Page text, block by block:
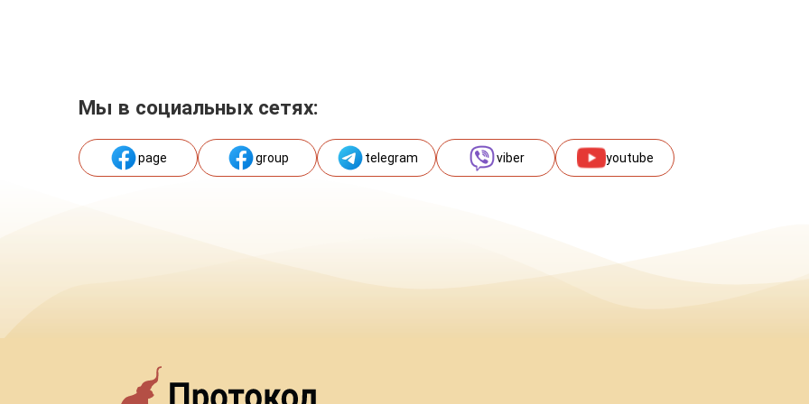
Мы в социальных сетях:
page group telegram viber youtube